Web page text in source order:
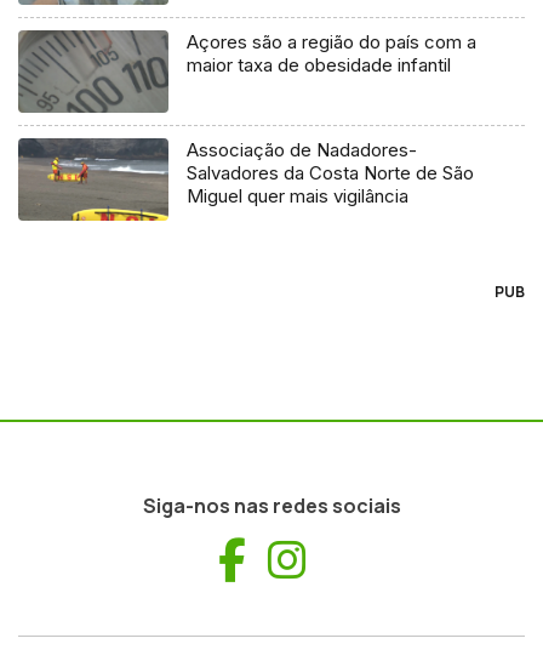
Açores são a região do país com a
maior taxa de obesidade infantil
Associação de Nadadores-
Salvadores da Costa Norte de São
Miguel quer mais vigilância
PUB
Siga-nos nas redes sociais
Facebook